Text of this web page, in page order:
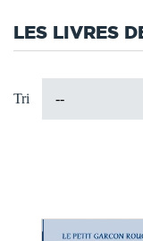
LES LIVRES
Tri